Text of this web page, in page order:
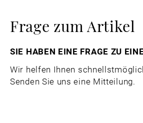
Frage zum Artikel
SIE HABEN EINE FRAGE ZU
Wir helfen Ihnen
Senden Sie uns eine Mitteilung.